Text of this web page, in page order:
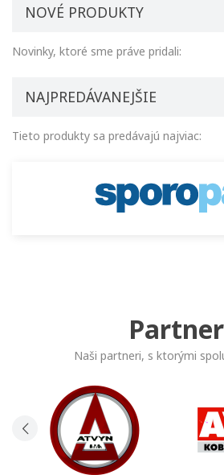
NOVÉ PRODUKTY
Novinky, ktoré sme práve pridali:
NAJPREDÁVANEJŠIE
Tieto produkty sa predávajú najviac:
Naši partneri, s ktorými